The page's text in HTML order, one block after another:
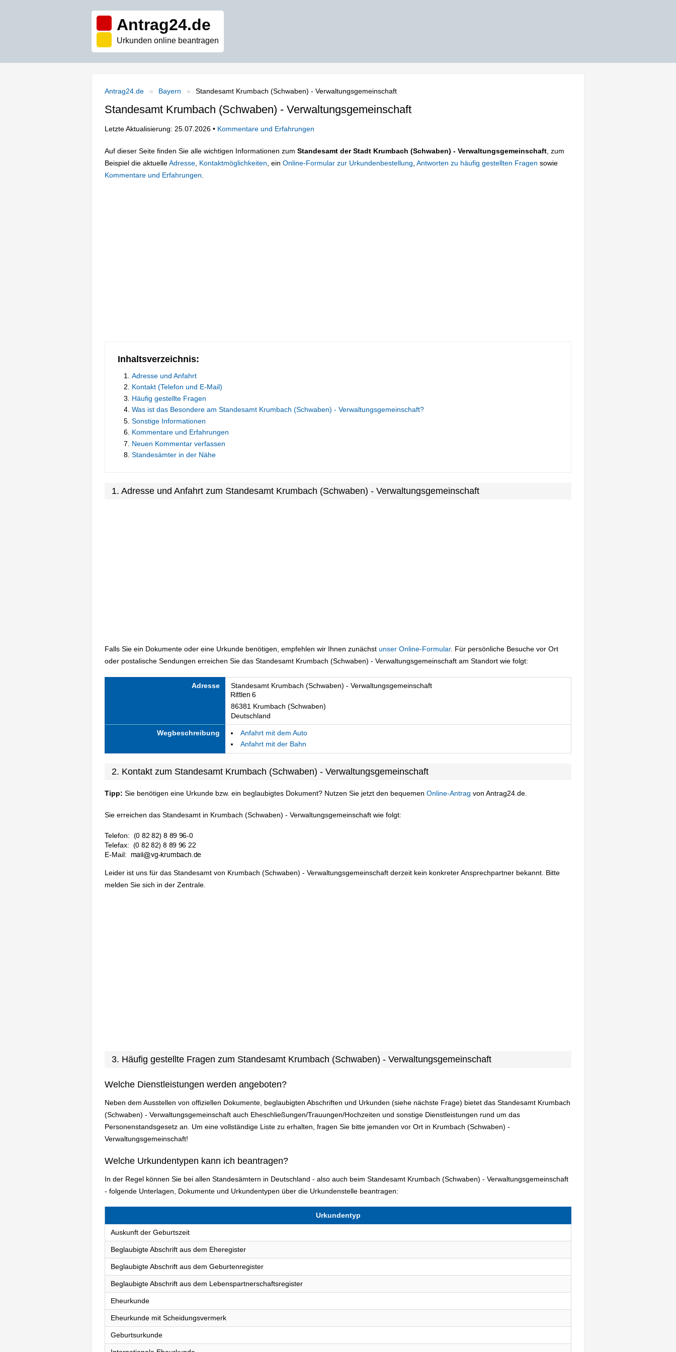
Antrag24.de
Urkunden online beantragen
Antrag24.de Bayern Standesamt Krumbach (Schwaben) - Verwaltungsgemeinschaft
Standesamt Krumbach (Schwaben) - Verwaltungsgemeinschaft
Letzte Aktualisierung: 25.07.2026 • Kommentare und Erfahrungen
Auf dieser Seite finden Sie alle wichtigen Informationen zum Standesamt der Stadt Krumbach (Schwaben) - Verwaltungsgemeinschaft , zum
Beispiel die aktuelleAdresse Kontaktmöglichkeiten , ein Online-Formular zur Urkundenbestellung Antworten zu häufig gestellten Fragen sowie
Kommentare und Erfahrungen
Inhaltsverzeichnis:
Adresse und Anfahrt
Kontakt (Telefon und E-Mail)
Häufig gestellte Fragen
Was ist das Besondere am Standesamt Krumbach (Schwaben) - Verwaltungsgemeinschaft?
Sonstige Informationen
Kommentare und Erfahrungen
Neuen Kommentar verfassen
Standesämter in der Nähe
1. Adresse und Anfahrt zum Standesamt Krumbach (Schwaben) - Verwaltungsgemeinschaft
Falls Sie ein Dokumente oder eine Urkunde benötigen, empfehlen wir Ihnen zunächst unser Online-Formular. Für persönliche Besuche vor Ort
oder postalische Sendungen erreichen Sie das Standesamt Krumbach (Schwaben) - Verwaltungsgemeinschaft am Standort wie folgt:
Adresse Standesamt Krumbach (Schwaben) - Verwaltungsgemeinschaft
86381 Krumbach (Schwaben)
Deutschland
Wegbeschreibung
Anfahrt mit dem Auto
Anfahrt mit der Bahn
2. Kontakt zum Standesamt Krumbach (Schwaben) - Verwaltungsgemeinschaft
Tipp: Sie benötigen eine Urkunde bzw. ein beglaubigtes Dokument? Nutzen Sie jetzt den bequemen Online-Antrag von Antrag24.de.
Sie erreichen das Standesamt in Krumbach (Schwaben) - Verwaltungsgemeinschaft wie folgt:
Telefon:
Telefax:
E-Mail:
Leider ist uns für das Standesamt von Krumbach (Schwaben) - Verwaltungsgemeinschaft derzeit kein konkreter Ansprechpartner bekannt. Bitte
melden Sie sich in der Zentrale.
3. Häufig gestellte Fragen zum Standesamt Krumbach (Schwaben) - Verwaltungsgemeinschaft
Welche Dienstleistungen werden angeboten?
Neben dem Ausstellen von offiziellen Dokumente, beglaubigten Abschriften und Urkunden (siehe nächste Frage) bietet das Standesamt Krumbach
(Schwaben) - Verwaltungsgemeinschaft auch Eheschließungen/Trauungen/Hochzeiten und sonstige Dienstleistungen rund um das
Personenstandsgesetz an. Um eine vollständige Liste zu erhalten, fragen Sie bitte jemanden vor Ort in Krumbach (Schwaben) -
Verwaltungsgemeinschaft!
Welche Urkundentypen kann ich beantragen?
In der Regel können Sie bei allen Standesämtern in Deutschland - also auch beim Standesamt Krumbach (Schwaben) - Verwaltungsgemeinschaft
- folgende Unterlagen, Dokumente und Urkundentypen über die Urkundenstelle beantragen:
Urkundentyp
Auskunft der Geburtszeit
Beglaubigte Abschrift aus dem Eheregister
Beglaubigte Abschrift aus dem Geburtenregister
Beglaubigte Abschrift aus dem Lebenspartnerschaftsregister
Eheurkunde
Eheurkunde mit Scheidungsvermerk
Geburtsurkunde